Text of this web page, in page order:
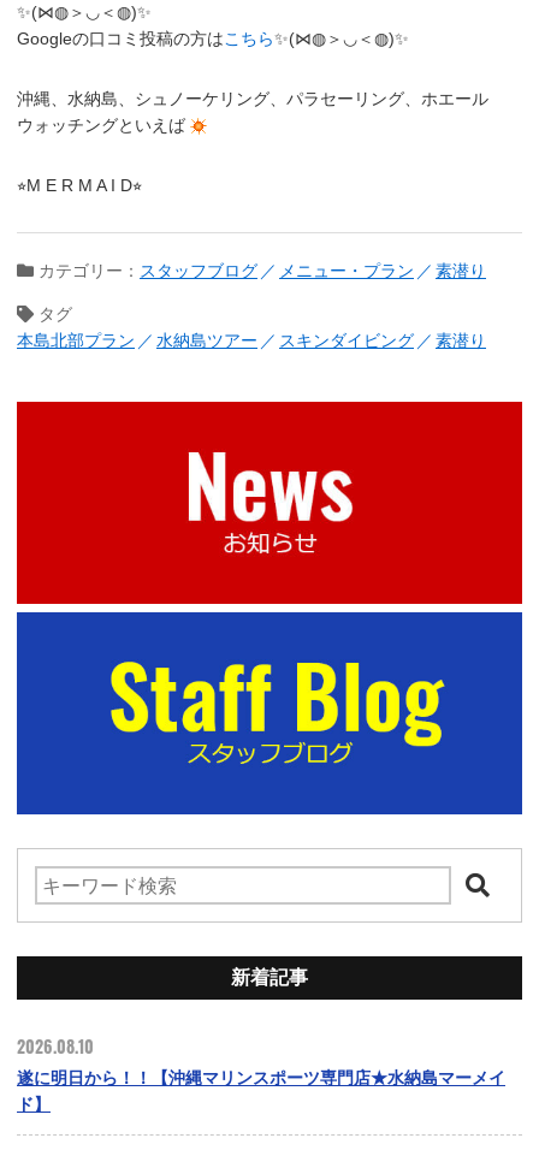
✨(⋈◍＞◡＜◍)✨
Googleの口コミ投稿の方はこちら✨(⋈◍＞◡＜◍)✨
沖縄、水納島、シュノーケリング、パラセーリング、ホエール
ウォッチングといえば
⭐︎M E R M A I D⭐︎
カテゴリー： スタッフブログ メニュー・プラン 素潜り
タグ
本島北部プラン
水納島ツアー スキンダイビング 素潜り
新着記事
2026.08.10
遂に明日から！！【沖縄マリンスポーツ専門店★水納島マーメイ
ド】